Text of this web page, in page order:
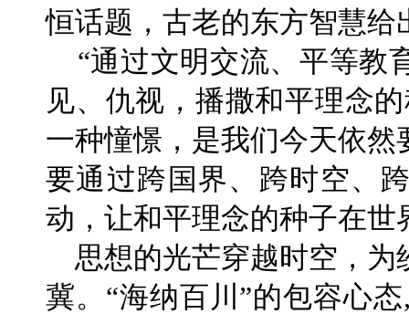
恒话题，古老的东方智慧给
“通过文明交流、平等教
见、仇视，播撒和平理念
一种憧憬，是我们今天依
要通过跨国界、跨时空、
动，让和平理念的种子在世
思想的光芒穿越时空，为
冀。“海纳百川”的包容心